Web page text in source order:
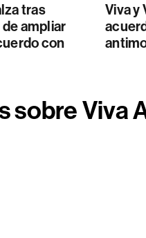
tras
ampliar
con
Viva y
sobre Viva